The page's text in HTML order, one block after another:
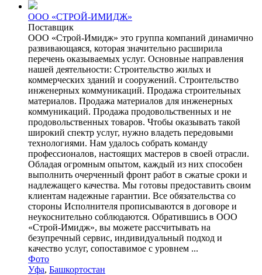
ООО «СТРОЙ-ИМИДЖ»
Поставщик
ООО «Строй-Имидж» это группа компаний динамично
развивающаяся, которая значительно расширила
перечень оказываемых услуг. Основные направления
нашей деятельности: Строительство жилых и
коммерческих зданий и сооружений. Строительство
инженерных коммуникаций. Продажа строительных
материалов. Продажа материалов для инженерных
коммуникаций. Продажа продовольственных и не
продовольственных товаров. Чтобы оказывать такой
широкий спектр услуг, нужно владеть передовыми
технологиями. Нам удалось собрать команду
профессионалов, настоящих мастеров в своей отрасли.
Обладая огромным опытом, каждый из них способен
выполнить очерченный фронт работ в сжатые сроки и
надлежащего качества. Мы готовы предоставить своим
клиентам надежные гарантии. Все обязательства со
стороны Исполнителя прописываются в договоре и
неукоснительно соблюдаются. Обратившись в ООО
«Строй-Имидж», вы можете рассчитывать на
безупречный сервис, индивидуальный подход и
качество услуг, сопоставимое с уровнем ...
Фото
Уфа, Башкортостан